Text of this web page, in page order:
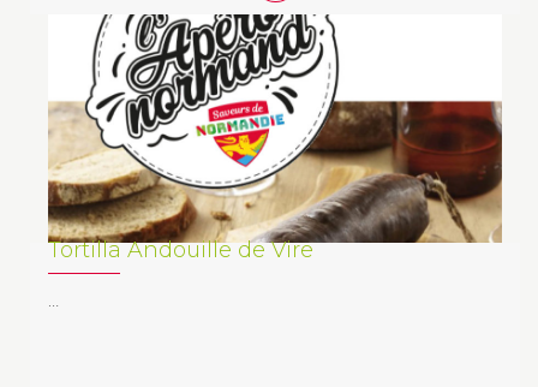
Tortilla Andouille de Vire
…